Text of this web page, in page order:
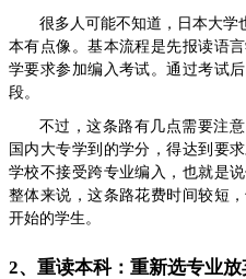
很多人可能不知道，日本大学
本有点像。基本流程是先报读语
学要求参加编入考试。通过考试
段。
不过，这条路有几点需要注
国内大专学到的学分，得达到要
学校不接受跨专业编入，也就是
整体来说，这条路花费时间较短
开始的学生。
2、重读本科：重新选专业